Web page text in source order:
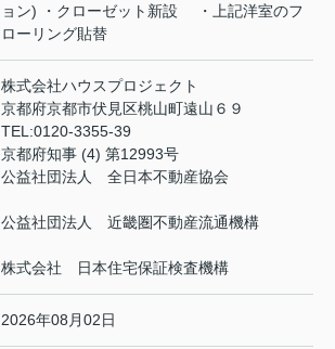
ョン) ・クローゼット新設 ・上記洋室のフ
ローリング貼替
株式会社ハウスプロジェクト
京都府京都市伏見区桃山町遠山６９
TEL:0120-3355-39
京都府知事 (4) 第12993号
公益社団法人 全日本不動産協会
公益社団法人 近畿圏不動産流通機構
株式会社 日本住宅保証検査機構
2026年08月02日